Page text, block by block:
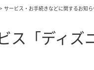
サービス・お手続きなどに関するお知
ス「ディズ